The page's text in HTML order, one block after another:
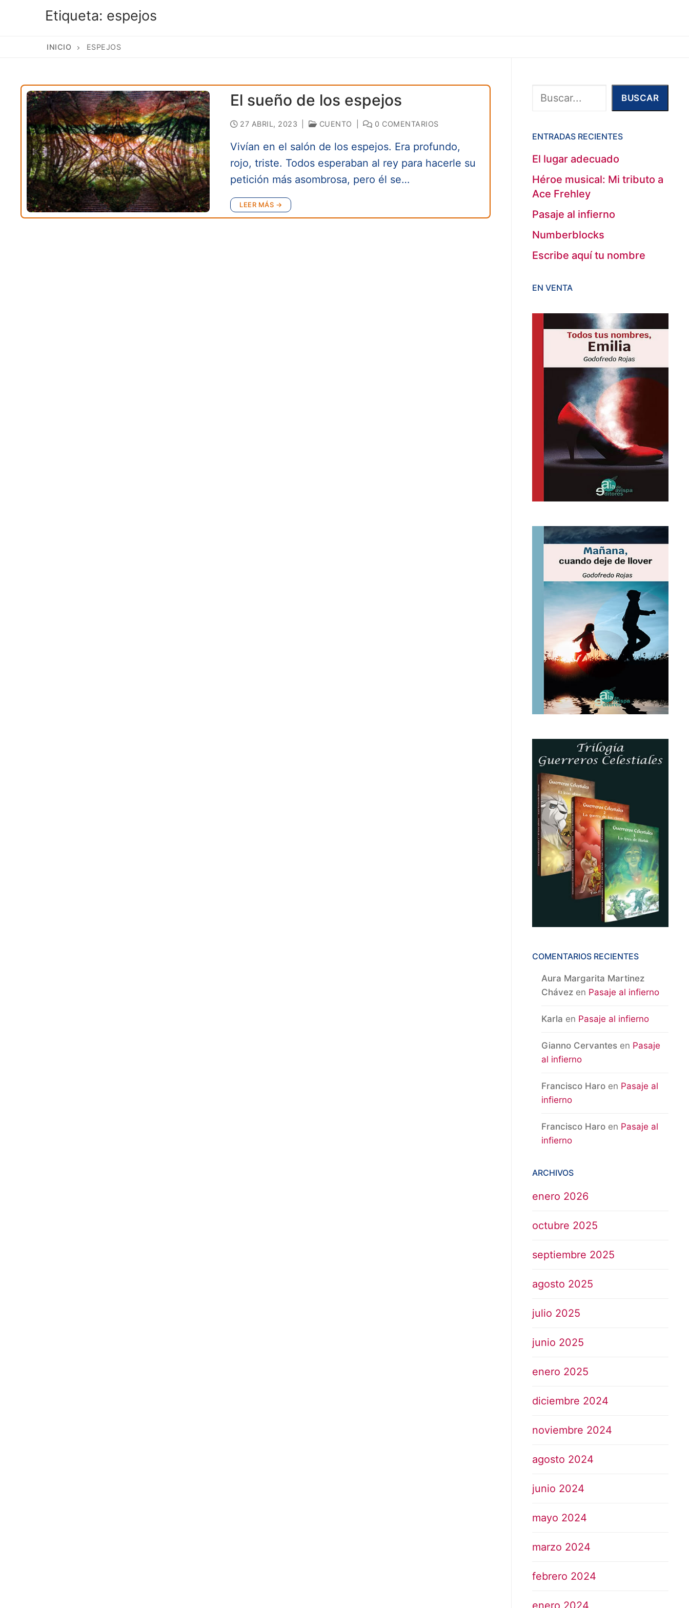
Etiqueta: espejos
INICIO ESPEJOS
El sueño de los espejos
27 ABRIL, 2023 CUENTO 0 COMENTARIOS
Vivían en el salón de los espejos. Era profundo,
rojo, triste. Todos esperaban al rey para hacerle su
petición más asombrosa, pero él se…
LEER MÁS →
Buscar BUSCAR
ENTRADAS RECIENTES
El lugar adecuado
Héroe musical: Mi tributo a
Ace Frehley
Pasaje al infierno
Numberblocks
Escribe aquí tu nombre
EN VENTA
COMENTARIOS RECIENTES
Aura Margarita Martinez
Chávez en Pasaje al infierno
Karla en Pasaje al infierno
Gianno Cervantes en Pasaje
al infierno
Francisco Haro en Pasaje al
infierno
Francisco Haro en Pasaje al
infierno
ARCHIVOS
enero 2026
octubre 2025
septiembre 2025
agosto 2025
julio 2025
junio 2025
enero 2025
diciembre 2024
noviembre 2024
agosto 2024
junio 2024
mayo 2024
marzo 2024
febrero 2024